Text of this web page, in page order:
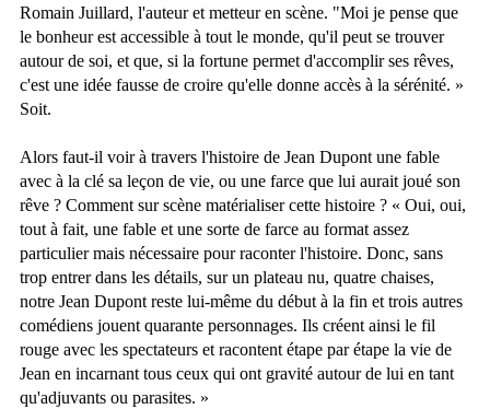
Romain Juillard, l'auteur et metteur en scène. "Moi je pense que
le bonheur est accessible à tout le monde, qu'il peut se trouver
autour de soi, et que, si la fortune permet d'accomplir ses rêves,
c'est une idée fausse de croire qu'elle donne accès à la sérénité. »
Soit.
Alors faut-il voir à travers l'histoire de Jean Dupont une fable
avec à la clé sa leçon de vie, ou une farce que lui aurait joué son
rêve ? Comment sur scène matérialiser cette histoire ? « Oui, oui,
tout à fait, une fable et une sorte de farce au format assez
particulier mais nécessaire pour raconter l'histoire. Donc, sans
trop entrer dans les détails, sur un plateau nu, quatre chaises,
notre Jean Dupont reste lui-même du début à la fin et trois autres
comédiens jouent quarante personnages. Ils créent ainsi le fil
rouge avec les spectateurs et racontent étape par étape la vie de
Jean en incarnant tous ceux qui ont gravité autour de lui en tant
qu'adjuvants ou parasites. »